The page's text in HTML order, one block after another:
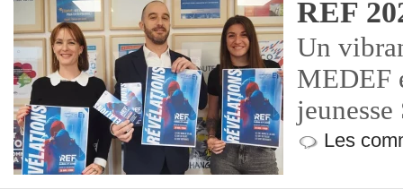
REF
Un
MEDEF
Les